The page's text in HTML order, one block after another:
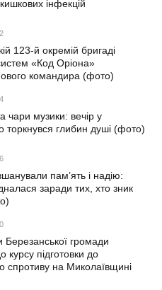
інфекцій
123-й окремій бригаді
«Код Оріона»
командира (фото)
чари музики: вечір у
торкнувся глибин душі (фото)
пам’ять і надію:
заради тих, хто зник
Березанської громади
курсу підготовки до
спротиву на Миколаївщині